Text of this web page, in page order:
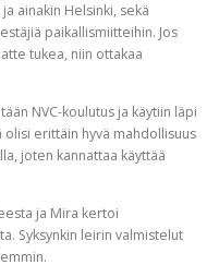
ainakin Helsinki, sekä
paikallismiitteihin. Jos
tukea, niin ottakaa
NVC-koulutus ja käytiin läpi
erittäin hyvä mahdollisuus
joten kannattaa käyttää
ja Mira kertoi
Syksynkin leirin valmistelut